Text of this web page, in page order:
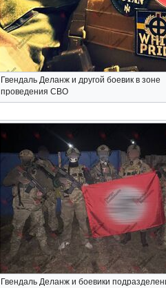
Гвендаль Деланж и другой боевик в зоне
проведения СВО
Гвендаль Деланж и боевики